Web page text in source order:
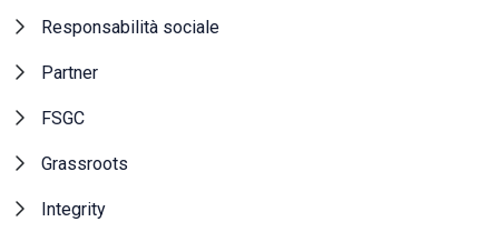
Responsabilità sociale
Partner
FSGC
Grassroots
Integrity